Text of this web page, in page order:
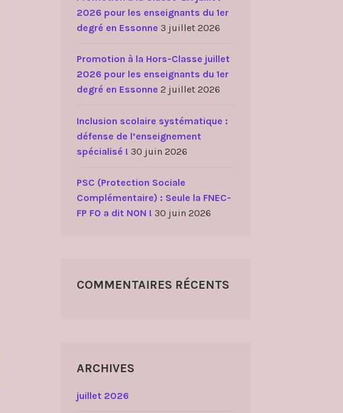
2026 pour les enseignants du 1er
degré en Essonne 3 juillet 2026
Promotion à la Hors-Classe juillet
2026 pour les enseignants du 1er
degré en Essonne 2 juillet 2026
Inclusion scolaire systématique :
défense de l’enseignement
spécialisé ! 30 juin 2026
PSC (Protection Sociale
Complémentaire) : Seule la FNEC-
FP FO a dit NON ! 30 juin 2026
COMMENTAIRES RÉCENTS
ARCHIVES
juillet 2026